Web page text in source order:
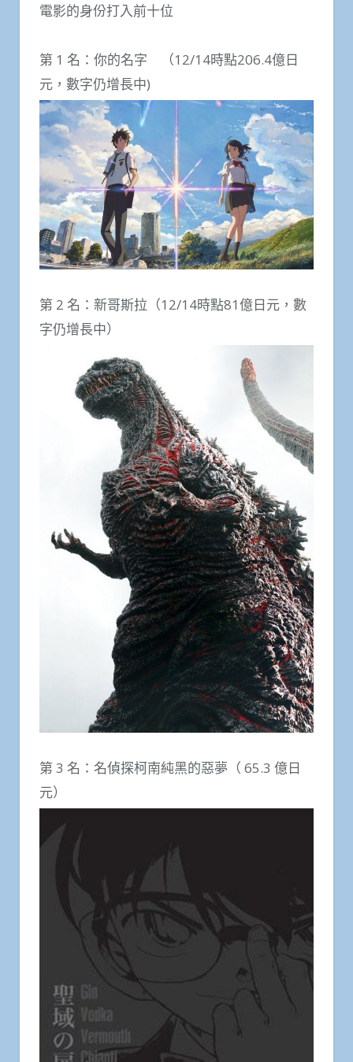
電影的身份打入前十位
第 1 名：你的名字 （12/14時點206.4億日
元，數字仍增長中)
第 2 名：新哥斯拉（12/14時點81億日元，數
字仍增長中）
第 3 名：名偵探柯南純黑的惡夢（ 65.3 億日
元）